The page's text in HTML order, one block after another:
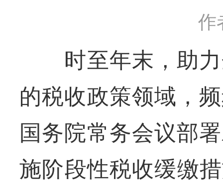
作
时至年末，助力
的税收政策领域，
国务院常务会议部
施阶段性税收缓缴